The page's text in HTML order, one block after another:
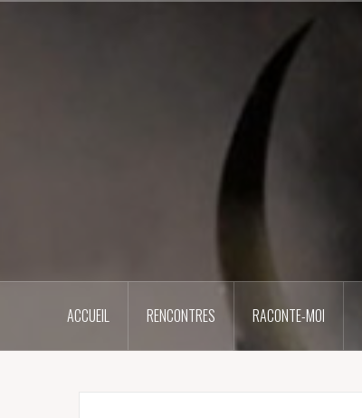
ACCUEIL RENCONTRES RACONTE-MOI